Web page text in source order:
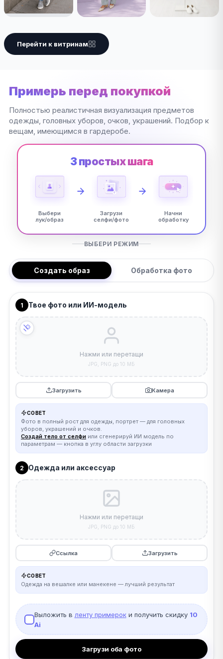
Перейти к витринам
Примерь перед покупкой
Полностью реалистичная визуализация предметов
одежды, головных уборов, очков, украшений. Подбор к
вещам, имеющимся в гардеробе.
3 простых шага
Выбери
лук/образ
Загрузи
селфи/фото
Начни
обработку
ВЫБЕРИ РЕЖИМ
Создать образ Обработка фото
1 Твое фото или ИИ-модель
Нажми или перетащи
JPG, PNG до 10 МБ
Загрузить Камера
СОВЕТ
Фото в полный рост для одежды, портрет — для головных
уборов, украшений и очков.
Создай тело от селфи или сгенерируй ИИ модель по
параметрам — кнопка в углу области загрузки
2 Одежда или аксессуар
Нажми или перетащи
JPG, PNG до 10 МБ
Ссылка Загрузить
СОВЕТ
Одежда на вешалке или манекене — лучший результат
Выложить в ленту примероки получить скидку 10
Ai
Загрузи оба фото